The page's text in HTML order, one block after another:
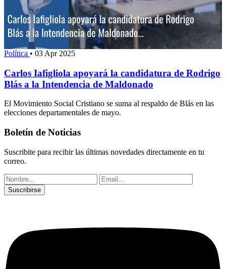
Política • 03 Apr 2025
Carlos Iafigliola apoyará la candidatura de Rodrigo
Blás a la Intendencia de Maldonado
El Movimiento Social Cristiano se suma al respaldo de Blás en las
elecciones departamentales de mayo.
Boletín de Noticias
Suscribite para recibir las últimas novedades directamente en tu
correo.
Suscribirse